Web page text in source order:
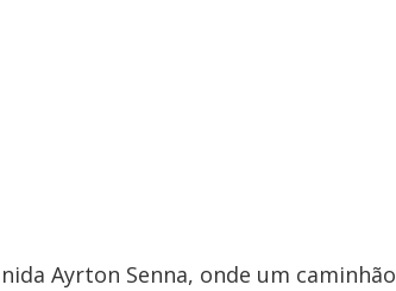
Ayrton Senna, onde um caminhão